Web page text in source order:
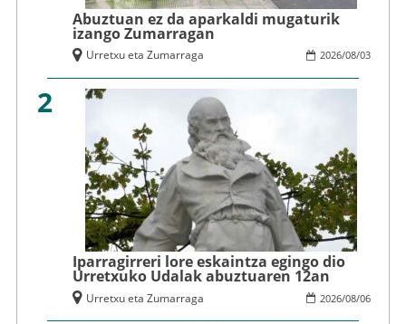
Abuztuan ez da aparkaldi mugaturik
izango Zumarragan
2026/08/03
Urretxu eta Zumarraga
2
Iparragirreri lore eskaintza egingo dio
Urretxuko Udalak abuztuaren 12an
2026/08/06
Urretxu eta Zumarraga